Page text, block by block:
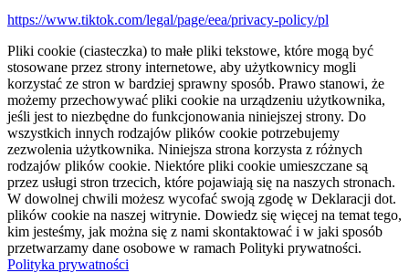
https://www.tiktok.com/legal/page/eea/privacy-policy/pl
Pliki cookie (ciasteczka) to małe pliki tekstowe, które mogą być
stosowane przez strony internetowe, aby użytkownicy mogli
korzystać ze stron w bardziej sprawny sposób. Prawo stanowi, że
możemy przechowywać pliki cookie na urządzeniu użytkownika,
jeśli jest to niezbędne do funkcjonowania niniejszej strony. Do
wszystkich innych rodzajów plików cookie potrzebujemy
zezwolenia użytkownika. Niniejsza strona korzysta z różnych
rodzajów plików cookie. Niektóre pliki cookie umieszczane są
przez usługi stron trzecich, które pojawiają się na naszych stronach.
W dowolnej chwili możesz wycofać swoją zgodę w Deklaracji dot.
plików cookie na naszej witrynie. Dowiedz się więcej na temat tego,
kim jesteśmy, jak można się z nami skontaktować i w jaki sposób
przetwarzamy dane osobowe w ramach Polityki prywatności.
Polityka prywatności